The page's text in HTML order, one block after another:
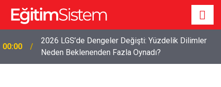
00:00
2026 LGS’de Dengeler Değişti: Yüzdelik Dilimler
Neden Beklenenden Fazla Oynadı?